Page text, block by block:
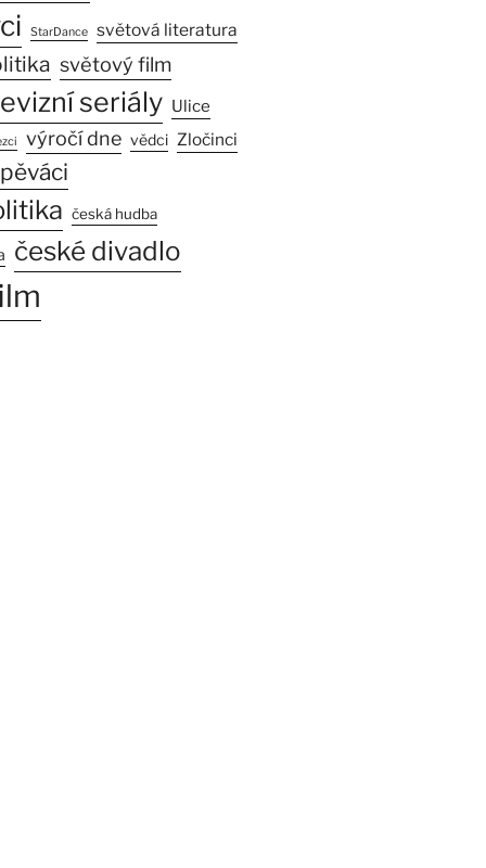
StarDance světová literatura
světový film
seriály Ulice
výročí dne vědci Zločinci
česká hudba
české divadlo